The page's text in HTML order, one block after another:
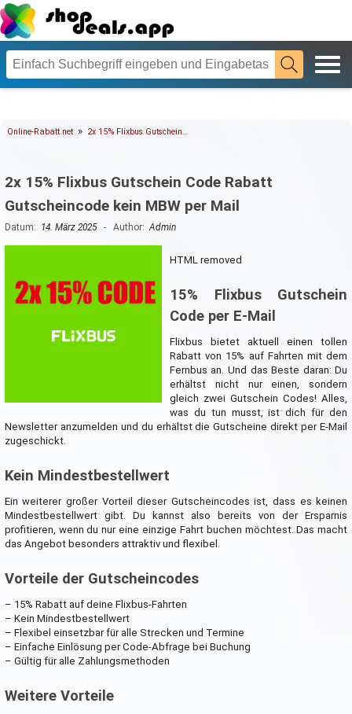
Online-Rabatt.net » 2x 15% Flixbus Gutschein…
2x 15% Flixbus Gutschein Code Rabatt
Gutscheincode kein MBW per Mail
Datum: 14. März 2025- Author:Admin
HTML removed
15% Flixbus Gutschein
Code per E-Mail
Flixbus bietet aktuell einen tollen
Rabatt von 15% auf Fahrten mit dem
Fernbus an. Und das Beste daran: Du
erhältst nicht nur einen, sondern
gleich zwei Gutschein Codes! Alles,
was du tun musst, ist dich für den
Newsletter anzumelden und du erhältst die Gutscheine direkt per E-Mail
zugeschickt.
Kein Mindestbestellwert
Ein weiterer großer Vorteil dieser Gutscheincodes ist, dass es keinen
Mindestbestellwert gibt. Du kannst also bereits von der Ersparnis
profitieren, wenn du nur eine einzige Fahrt buchen möchtest. Das macht
das Angebot besonders attraktiv und flexibel.
Vorteile der Gutscheincodes
– 15% Rabatt auf deine Flixbus-Fahrten
– Kein Mindestbestellwert
– Flexibel einsetzbar für alle Strecken und Termine
– Einfache Einlösung per Code-Abfrage bei Buchung
– Gültig für alle Zahlungsmethoden
Weitere Vorteile